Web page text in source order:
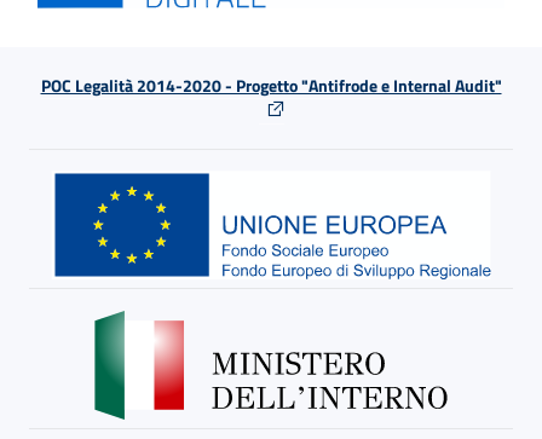
POC Legalità 2014-2020 - Progetto "Antifrode e Internal Audit"